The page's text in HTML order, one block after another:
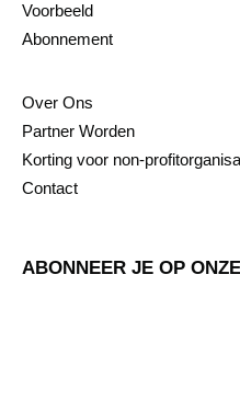
Voorbeeld
Abonnement
Over Ons
Partner Worden
Korting voor non-
Contact
ABONNEER JE OP